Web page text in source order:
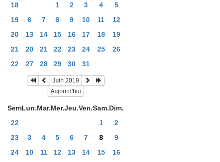
18
1 2 3 4
5
19
6 7 8 9 10 11
12
20
13 14 15 16 17 18
19
21
20 21 22 23 24 25
26
22
27 28 29 30 31
Juin 2019
Aujourd'hui
SemLun.Mar.Mer.Jeu.Ven.Sam.Dim.
22
1
2
23
3 4 5 6 7 8
9
24
10 11 12 13 14 15
16